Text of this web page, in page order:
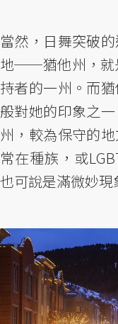
當然，日舞突破
地──猶他州，就
持者的一州。而
般對她的印象之
州，較為保守的
常在種族，或
也可說是滿微妙現